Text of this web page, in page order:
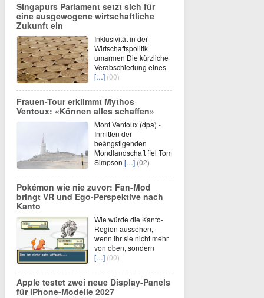
Singapurs Parlament setzt sich für
eine ausgewogene wirtschaftliche
Zukunft ein
Inklusivität in der
Wirtschaftspolitik
umarmen Die kürzliche
Verabschiedung eines
[…] (00)
Frauen-Tour erklimmt Mythos
Ventoux: «Können alles schaffen»
Mont Ventoux (dpa) -
Inmitten der
beängstigenden
Mondlandschaft fiel Tom
Simpson […] (02)
Pokémon wie nie zuvor: Fan-Mod
bringt VR und Ego-Perspektive nach
Kanto
Wie würde die Kanto-
Region aussehen,
wenn ihr sie nicht mehr
von oben, sondern
[…] (00)
Apple testet zwei neue Display-Panels
für iPhone-Modelle 2027